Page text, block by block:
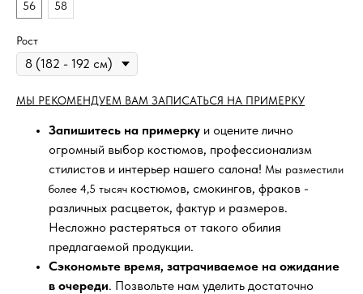
56
58
Рост
МЫ РЕКОМЕНДУЕМ ВАМ ЗАПИСАТЬСЯ НА ПРИМЕРКУ
Запишитесь на примерку и оцените лично
огромный выбор костюмов, профессионализм
стилистов и интерьер нашего салона! Мы разместили
более 4,5 тысяч костюмов, смокингов, фраков -
различных расцветок, фактур и размеров.
Несложно растеряться от такого обилия
предлагаемой продукции.
Сэкономьте время, затрачиваемое на ожидание
в очереди. Позвольте нам уделить достаточно